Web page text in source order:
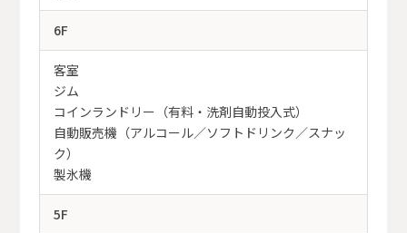
6F
客室
ジム
コインランドリー（有料・洗剤自動投入式）
自動販売機（アルコール／ソフトドリンク／スナッ
ク）
製氷機
5F